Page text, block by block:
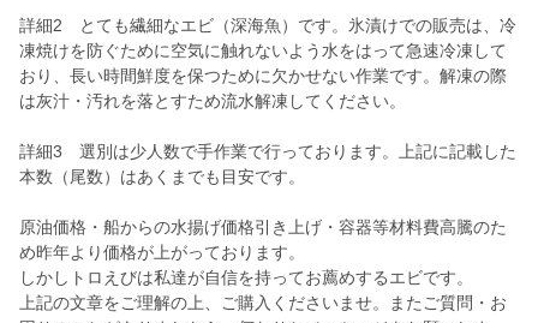
詳細2 とても繊細なエビ（深海魚）です。氷漬けでの販売は、冷
凍焼けを防ぐために空気に触れないよう水をはって急速冷凍して
おり、長い時間鮮度を保つために欠かせない作業です。解凍の際
は灰汁・汚れを落とすため流水解凍してください。
詳細3 選別は少人数で手作業で行っております。上記に記載した
本数（尾数）はあくまでも目安です。
原油価格・船からの水揚げ価格引き上げ・容器等材料費高騰のた
め昨年より価格が上がっております。
しかしトロえびは私達が自信を持ってお薦めするエビです。
上記の文章をご理解の上、ご購入くださいませ。またご質問・お